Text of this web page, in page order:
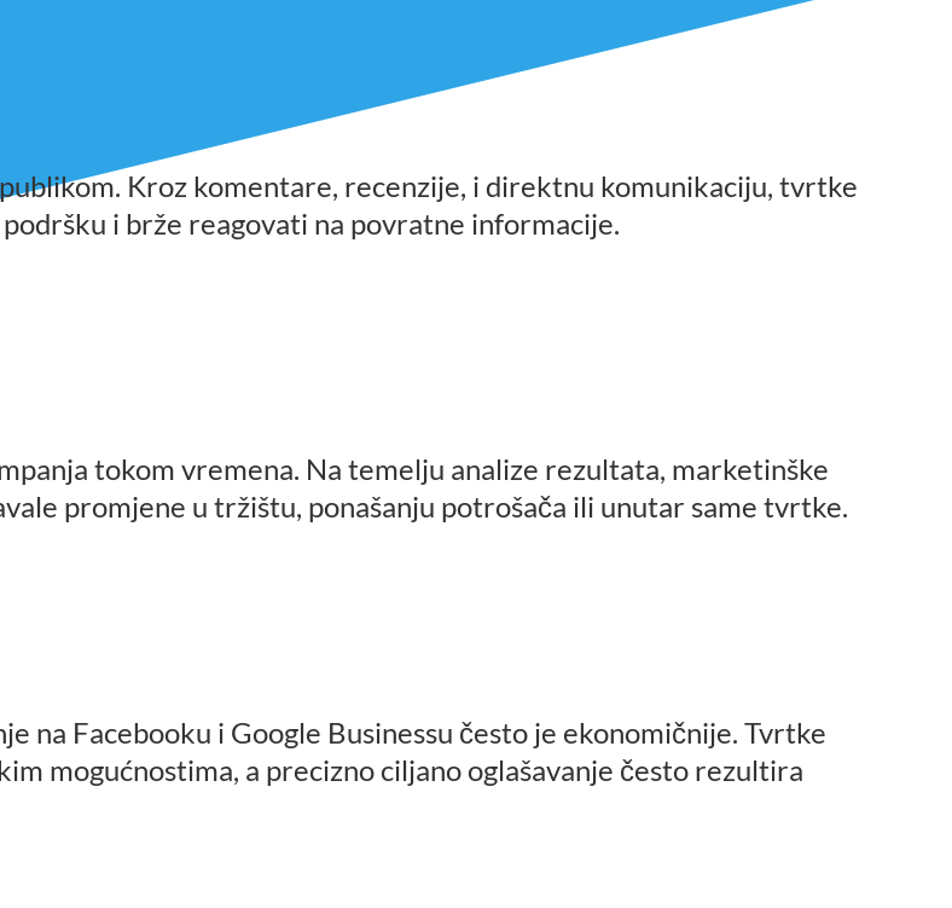
Kroz komentare, recenzije, i direktnu komunikaciju, tvrtke
i brže reagovati na povratne informacije.
tokom vremena. Na temelju analize rezultata, marketinške
promjene u tržištu, ponašanju potrošača ili unutar same tvrtke.
na Facebooku i Google Businessu često je ekonomičnije. Tvrtke
mogućnostima, a precizno ciljano oglašavanje često rezultira